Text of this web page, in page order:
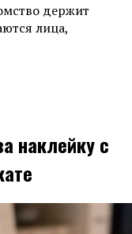
держит
лица,
наклейку с